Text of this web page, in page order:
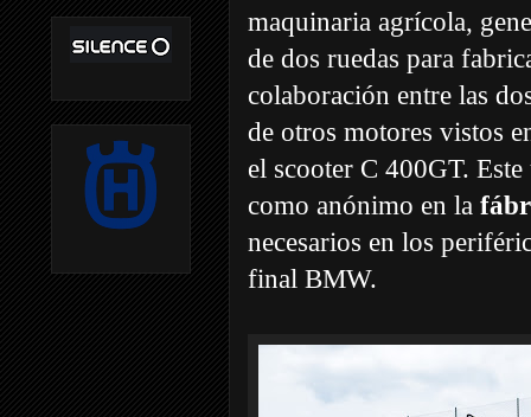
maquinaria agrícola,
de dos ruedas para
colaboración entre las
de otros motores vistos
el scooter C 400GT.
como anónimo en la
necesarios en los
final BMW.